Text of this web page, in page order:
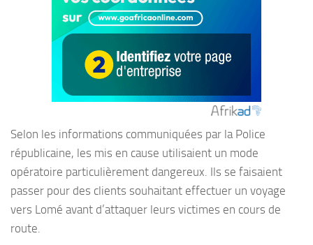
Selon les informations communiquées par la Police
républicaine, les mis en cause utilisaient un mode
opératoire particulièrement dangereux. Ils se faisaient
passer pour des clients souhaitant effectuer un voyage
vers Lomé avant d’attaquer leurs victimes en cours de
route.